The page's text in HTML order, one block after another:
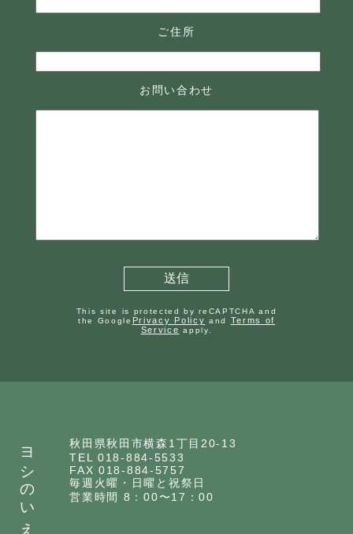
ご住所
お問い合わせ
This site is protected by reCAPTCHA and
the Google Privacy Policy and Terms of
Service apply.
ヨシのいえ
秋田県秋田市横森1丁目20-13
TEL 018-884-5533
FAX 018-884-5757
毎週火曜・日曜と祝祭日
営業時間 8：00〜17：00